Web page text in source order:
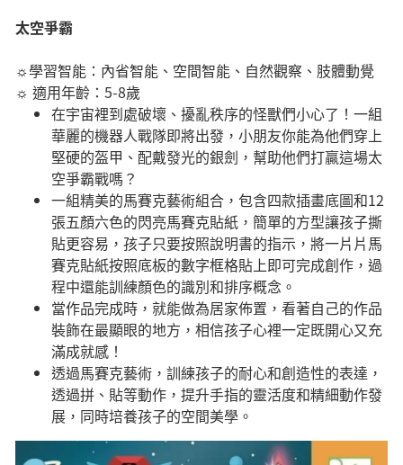
太空爭霸
☼學習智能：內省智能、空間智能、自然觀察、肢體動覺
☼ 適用年齡：5-8歲
在宇宙裡到處破壞、擾亂秩序的怪獸們小心了！一組
華麗的機器人戰隊即將出發，小朋友你能為他們穿上
堅硬的盔甲、配戴發光的銀劍，幫助他們打贏這場太
空爭霸戰嗎？
一組精美的馬賽克藝術組合，包含四款插畫底圖和12
張五顏六色的閃亮馬賽克貼紙，簡單的方型讓孩子撕
貼更容易，孩子只要按照說明書的指示，將一片片馬
賽克貼紙按照底板的數字框格貼上即可完成創作，過
程中還能訓練顏色的識別和排序概念。
當作品完成時，就能做為居家佈置，看著自己的作品
裝飾在最顯眼的地方，相信孩子心裡一定既開心又充
滿成就感！
透過馬賽克藝術，訓練孩子的耐心和創造性的表達，
透過拼、貼等動作，提升手指的靈活度和精細動作發
展，同時培養孩子的空間美學。